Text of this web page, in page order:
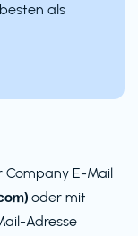
als
E-Mail
oder mit
Adresse